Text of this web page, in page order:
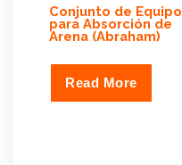
Conjunto de Equipo
para Absorción de
Arena (Abraham)
Read More